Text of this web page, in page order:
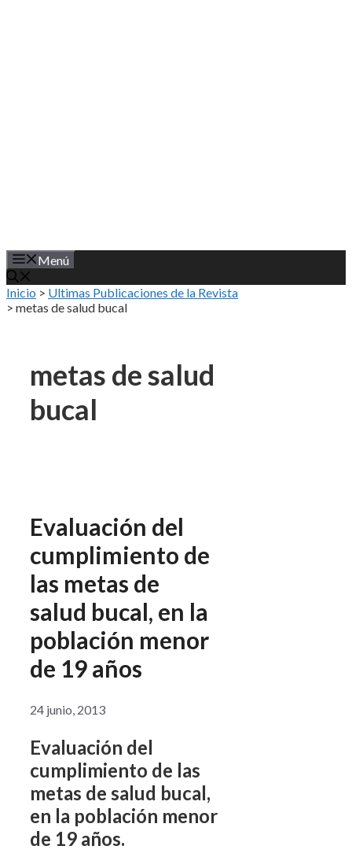
Menú
Inicio > Ultimas Publicaciones de la Revista
> metas de salud bucal
metas de salud
bucal
Evaluación del
cumplimiento de
las metas de
salud bucal, en la
población menor
de 19 años
24 junio, 2013
Evaluación del
cumplimiento de las
metas de salud bucal,
en la población menor
de 19 años.